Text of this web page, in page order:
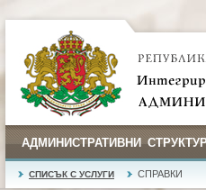
АДМИНИСТРАТИВНИ
СПИСЪК С УСЛУГИ СПРАВКИ